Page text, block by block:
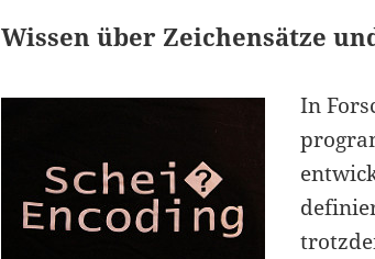
Wissen über Zeichensätze
In